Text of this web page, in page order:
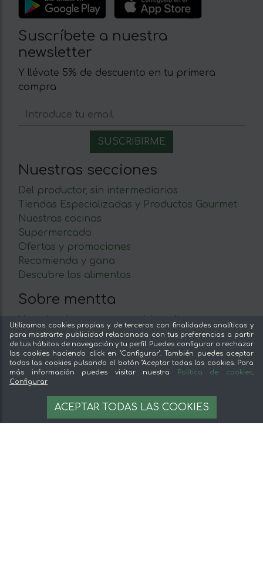
26,95 €
Suscríbete a nuestra
newsletter
Y llévate 5% de descuento en tu primera
compra
Nuestras secciones
Del productor, sin intermediarios
Tiendas Especializadas y Productos Gourmet
Nuestras cocinas
Supermercado
Ofertas y promociones
Recomienda y gana
Descubre los alimentos
Sobre mentta
Ventajas de comprar comida online en mentta
Conoce mentta
Blog de mentta
Vende en mentta
Fidelización
Legal
Utilizamos cookies propias y de terceros con finalidades analíticas y
para mostrarte publicidad relacionada con tus preferencias a partir
de tus hábitos de navegación y tu perfil. Puedes configurar o rechazar
las cookies haciendo click en "Configurar". También puedes aceptar
todas las cookies pulsando el botón "Aceptar todas las cookies. Para
más información puedes visitar nuestra
Política de cookies.
Configurar
ACEPTAR TODAS LAS COOKIES